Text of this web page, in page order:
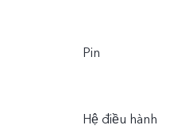
Pin
Hệ điều hành